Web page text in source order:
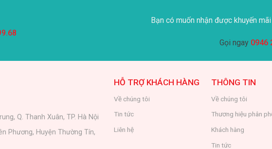
Bạn có muốn nhận được khuyến
Gọi ngay 0946
Q. Thanh Xuân, TP. Hà Nội
Phương, Huyện Thường Tín,
HỖ TRỢ KHÁCH HÀNG
Về chúng tôi
Tin tức
Liên hệ
THÔNG TIN
Về chúng tôi
Thương hiệu phân
Khách hàng
Tin tức